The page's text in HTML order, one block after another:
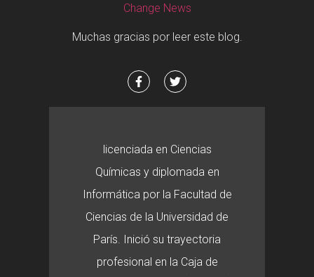
Change News
Muchas gracias por leer este blog.
licenciada en Ciencias
Químicas y diplomada en
Informática por la Facultad de
Ciencias de la Universidad de
París. Inició su trayectoria
profesional en la Caja de